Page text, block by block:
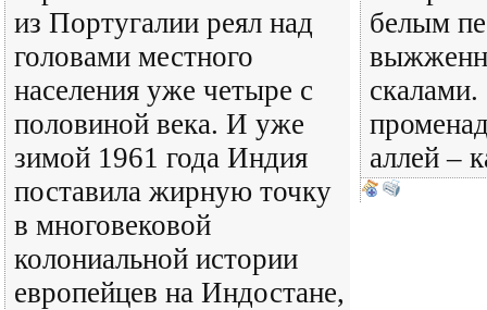
из Португалии реял над
головами местного
населения уже четыре с
половиной века. И уже
зимой 1961 года Индия
поставила жирную точку
в многовековой
колониальной истории
европейцев на Индостане,
белым
скалами.
аллей –